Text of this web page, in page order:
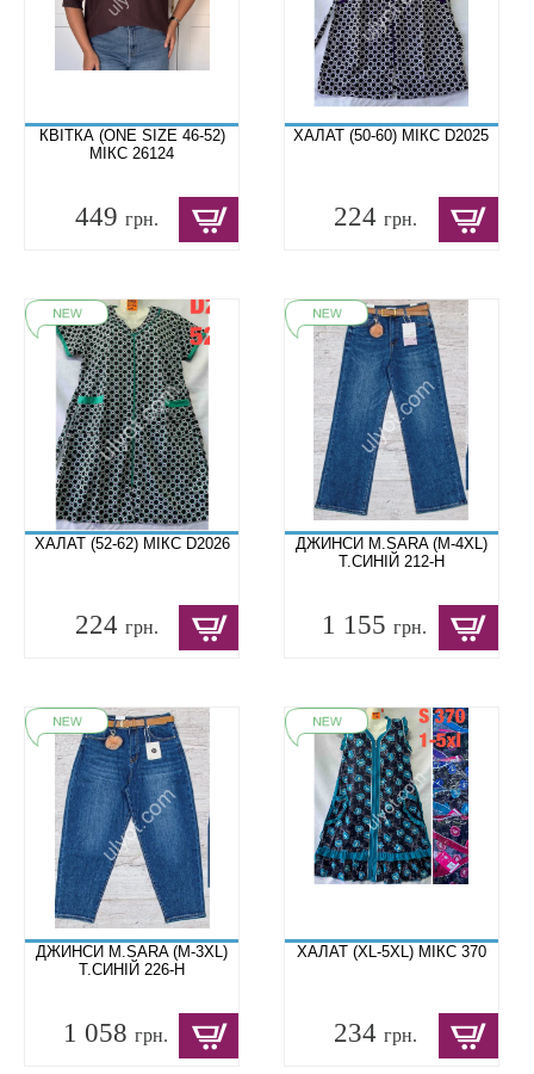
КВІТКА (ONE SIZE 46-52)
МІКС 26124
449 грн.
ХАЛАТ (50-60) МІКС D2025
224грн.
ХАЛАТ (52-62) МІКС D2026
224 грн.
ДЖИНСИ M.SARA (M-4XL)
Т.СИНІЙ 212-H
1 155грн.
ДЖИНСИ M.SARA (M-3XL)
Т.СИНІЙ 226-H
1 058 грн.
ХАЛАТ (XL-5XL) МІКС 370
234грн.